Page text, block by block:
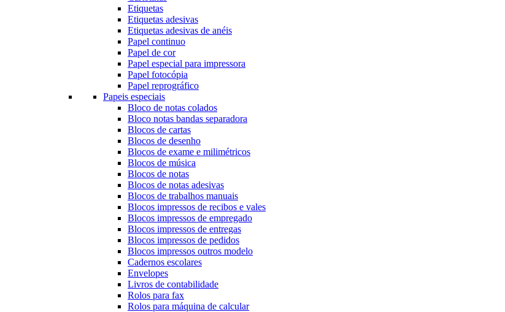
Etiquetas
Etiquetas adesivas
Etiquetas adesivas de anéis
Papel continuo
Papel de cor
Papel especial para impressora
Papel fotocópia
Papel reprográfico
Papeis especiais
Bloco de notas colados
Bloco notas bandas separadora
Blocos de cartas
Blocos de desenho
Blocos de exame e milimétricos
Blocos de música
Blocos de notas
Blocos de notas adesivas
Blocos de trabalhos manuais
Blocos impressos de recibos e vales
Blocos impressos de empregado
Blocos impressos de entregas
Blocos impressos de pedidos
Blocos impressos outros modelo
Cadernos escolares
Envelopes
Livros de contabilidade
Rolos para fax
Rolos para máquina de calcular